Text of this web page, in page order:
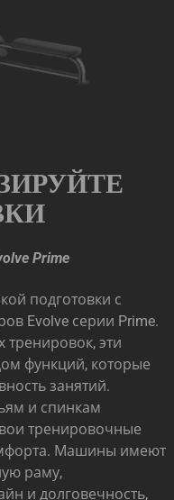
Prime
подготовки с
Evolve серии Prime.
тренировок, эти
функций, которые
занятий.
и спинкам
тренировочные
Машины имеют
раму,
и долговечность,